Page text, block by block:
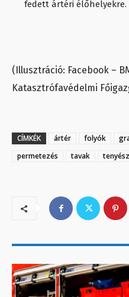
fedett ártéri élőhelyekre.
(Illusztráció: Facebook –
Katasztrófavédelmi
CÍMKÉK ártér folyók
permetezés
tavak